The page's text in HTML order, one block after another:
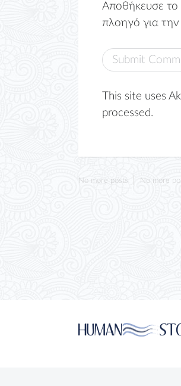
Αποθήκευσε το
πλοηγό για
This site uses
processed.
No more posts No more